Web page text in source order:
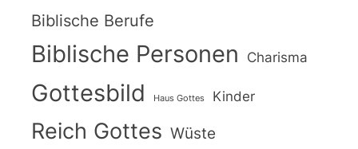
Biblische Berufe
Biblische Personen Charisma
Gottesbild Haus Gottes Kinder
Reich Gottes Wüste